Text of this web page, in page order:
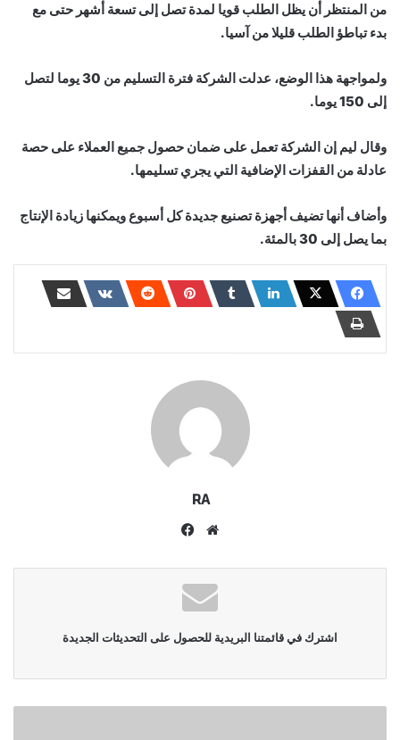
من المنتظر أن يظل الطلب قويا لمدة تصل إلى تسعة أشهر حتى مع
بدء تباطؤ الطلب قليلا من آسيا.
ولمواجهة هذا الوضع، عدلت الشركة فترة التسليم من 30 يوما لتصل
إلى 150 يوما.
وقال ليم إن الشركة تعمل على ضمان حصول جميع العملاء على حصة
عادلة من القفزات الإضافية التي يجري تسليمها.
وأضاف أنها تضيف أجهزة تصنيع جديدة كل أسبوع ويمكنها زيادة الإنتاج
بما يصل إلى 30 بالمئة.
RA
موقع
اشترك في قائمتنا البريدية للحصول على التحديثات الجديدة